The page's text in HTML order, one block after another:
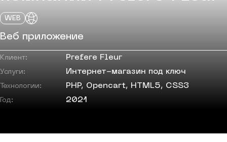
WEB
Веб приложение
Клиент: Prefere Fleur
Услуги: Интернет-магазин под ключ
Технологии: PHP, Opencart, HTML5, CSS3
Год: 2021